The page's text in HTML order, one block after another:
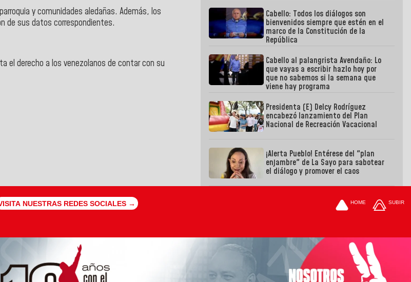
y comunidades aledañas. Además, los
de sus datos correspondientes.
el derecho a los venezolanos de contar con su
Cabello: Todos los diálogos son
bienvenidos siempre que estén en el
marco de la Constitución de la
República
Cabello al palangrista Avendaño: Lo
que vayas a escribir hazlo hoy por
que no sabemos si la semana que
viene hay programa
Presidenta (E) Delcy Rodríguez
encabezó lanzamiento del Plan
Nacional de Recreación Vacacional
¡Alerta Pueblo! Entérese del "plan
enjambre" de La Sayo para sabotear
el diálogo y promover el caos
NUESTRAS REDES SOCIALES → HOME SUBIR